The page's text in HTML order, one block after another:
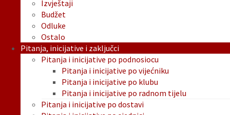
Izvještaji
Budžet
Odluke
Ostalo
Pitanja, inicijative i zaključci
Pitanja i inicijative po podnosiocu
Pitanja i inicijative po vijećniku
Pitanja i inicijative po klubu
Pitanja i inicijative po radnom tijelu
Pitanja i inicijative po dostavi